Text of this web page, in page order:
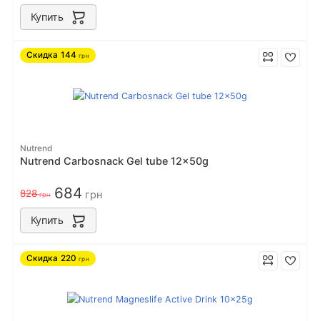
Купить
Скидка 144 грн
Nutrend
Nutrend Carbosnack Gel tube 12x50g
828грн 684 грн
Купить
Скидка 220 грн